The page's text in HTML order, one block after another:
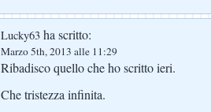
Lucky63 ha scritto:
Marzo 5th, 2013 alle 11:29
Ribadisco quello che ho scritto ieri.
Che tristezza infinita.